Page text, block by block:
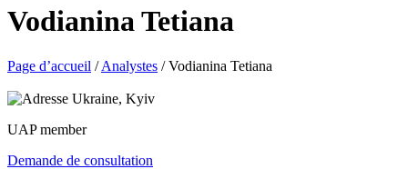
Vodianina Tetiana
Page d’accueil /Analystes /Vodianina Tetiana
Ukraine, Kyiv
UAP member
Demande de consultation